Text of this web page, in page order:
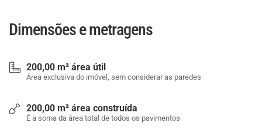
Dimensões e metragens
200,00 m² área útil
Área exclusiva do imóvel, sem considerar as paredes
200,00 m² área construída
É a soma da área total de todos os pavimentos